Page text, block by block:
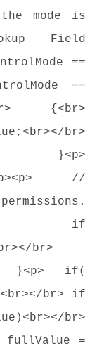
mode is
Field
==
==
br> {<br>
br>
}<p>
p><p> //
if
br>
}<p> if(
br> if
br>
fullValue =